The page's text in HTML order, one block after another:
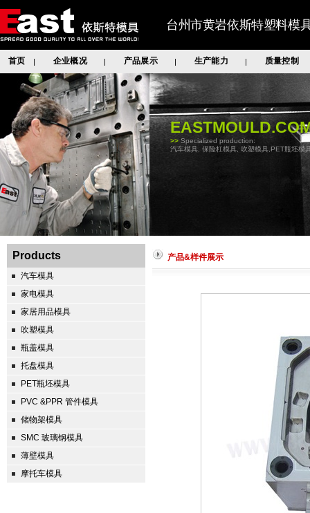
台州市黄岩依斯特塑料模
首页 | 企业概况 | 产品展示 | 生产能力 | 质量控制
>> Specialized production:
汽车模具, 保险杠模具, 吹塑模具,PET瓶坯模
Products
汽车模具
家电模具
家居用品模具
吹塑模具
瓶盖模具
托盘模具
PET瓶坯模具
PVC &PPR 管件模具
储物架模具
SMC 玻璃钢模具
薄壁模具
摩托车模具
产品&样件展示